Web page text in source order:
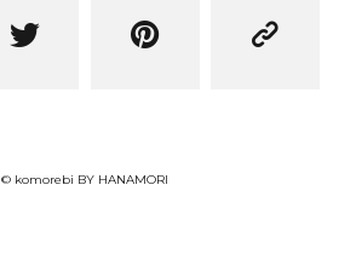
  
© komorebi BY HANAMORI